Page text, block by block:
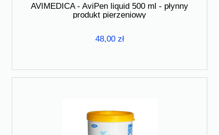
AVIMEDICA - AviPen liquid 500 ml - płynny
produkt pierzeniowy
48,00 zł